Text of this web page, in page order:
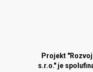
Projekt
s.r.o." je